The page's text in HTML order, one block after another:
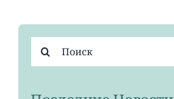
поиска: